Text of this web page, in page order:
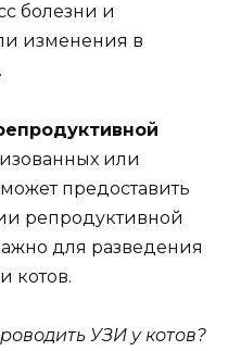
болезни и
изменения в
или
предоставить
репродуктивной
для разведения
котов.
УЗИ у котов?